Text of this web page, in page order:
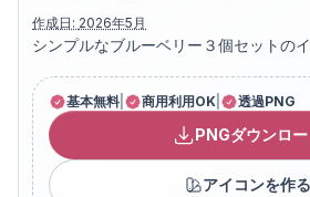
作成日: 2026年5月
シンプルなブルーベリー３個セットのイ
基本無料 商用利用OK 透過PNG
PNGダウンロー
アイコンを作る